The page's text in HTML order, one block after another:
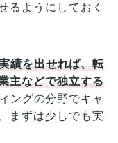
るようにしておく
績を出せれば、転
主などで独立する
ングの分野でキャ
まずは少しでも実